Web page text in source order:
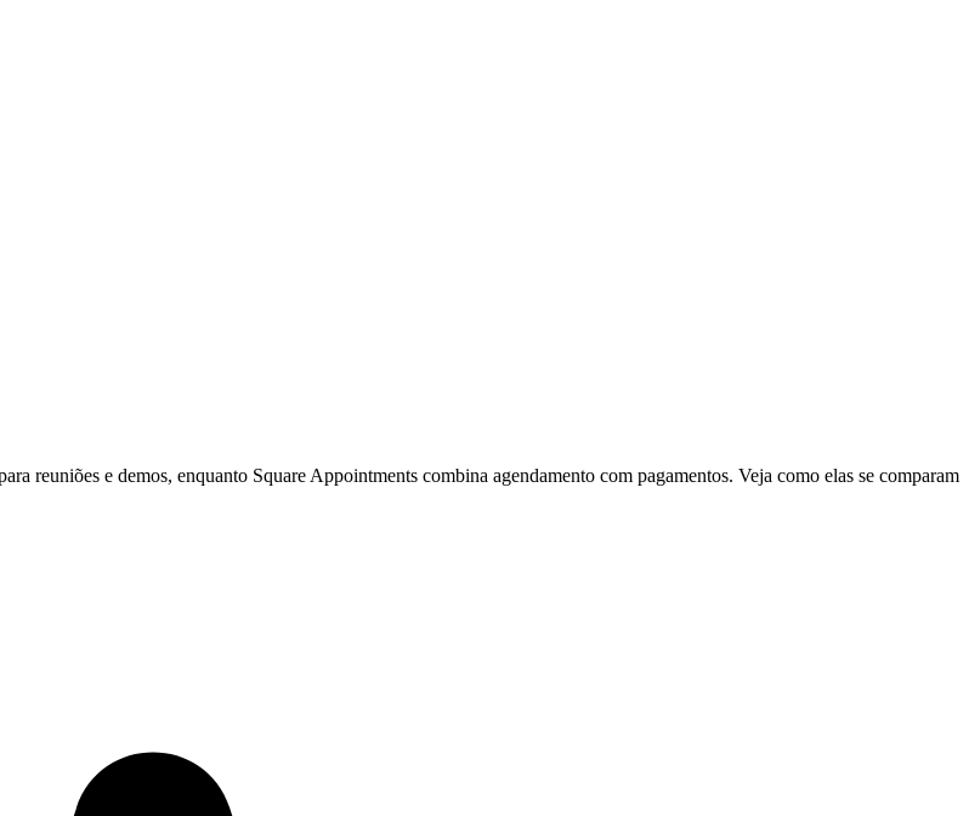
reuniões e demos, enquanto Square Appointments combina agendamento com pagamentos. Veja como elas se comparam